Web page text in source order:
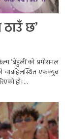
ठाउँ छ’
‘बेहुली’को प्रमोसनल
चाबहिलस्थित एफक्युब
हो।...